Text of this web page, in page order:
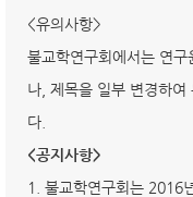
<유의사항>
불교학연구회에서는 연
나, 제목을 일부 변경하
다.
<공지사항>
1. 불교학연구회는 2016